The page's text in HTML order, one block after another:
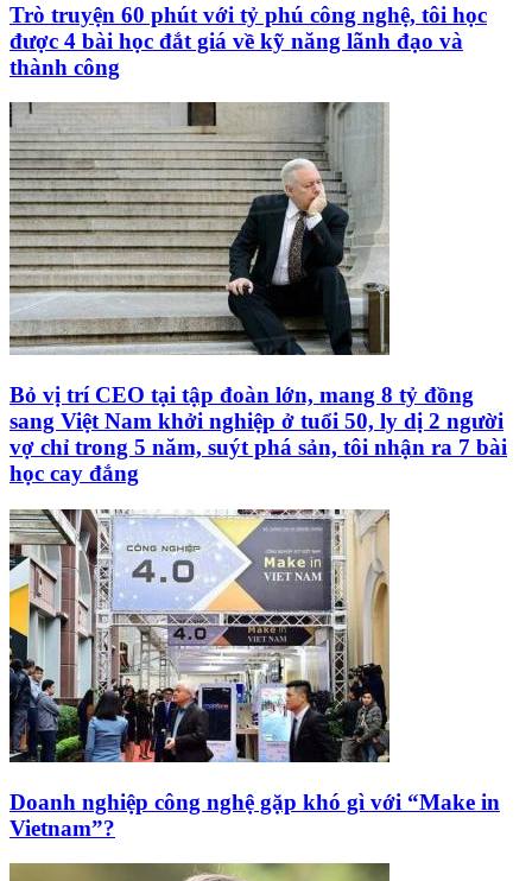
Trò truyện 60 phút với tỷ phú công nghệ, tôi học
được 4 bài học đắt giá về kỹ năng lãnh đạo và
thành công
Bỏ vị trí CEO tại tập đoàn lớn, mang 8 tỷ đồng
sang Việt Nam khởi nghiệp ở tuổi 50, ly dị 2 người
vợ chỉ trong 5 năm, suýt phá sản, tôi nhận ra 7 bài
học cay đắng
Doanh nghiệp công nghệ gặp khó gì với “Make in
Vietnam”?